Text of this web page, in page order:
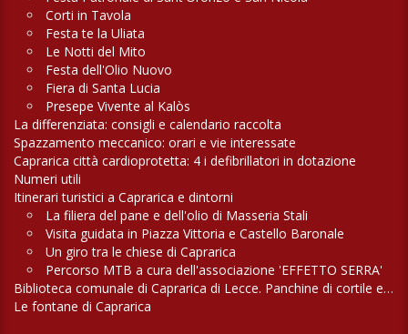
Corti in Tavola
Festa te la Uliata
Le Notti del Mito
Festa dell'Olio Nuovo
Fiera di Santa Lucia
Presepe Vivente al Kalòs
La differenziata: consigli e calendario raccolta
Spazzamento meccanico: orari e vie interessate
Caprarica città cardioprotetta: 4 i defibrillatori in dotazione
Numeri utili
Itinerari turistici a Caprarica e dintorni
La filiera del pane e dell'olio di Masseria Stali
Visita guidata in Piazza Vittoria e Castello Baronale
Un giro tra le chiese di Caprarica
Percorso MTB a cura dell'associazione 'EFFETTO SERRA'
Biblioteca comunale di Caprarica di Lecce. Panchine di cortile e di campagna
Le fontane di Caprarica